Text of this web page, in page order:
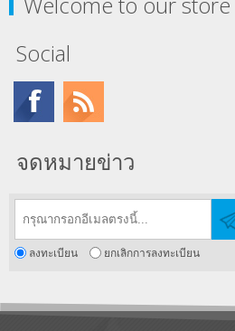
Social
จดหมายข่าว
ลงทะเบียน ยกเลิกการลงทะเบียน